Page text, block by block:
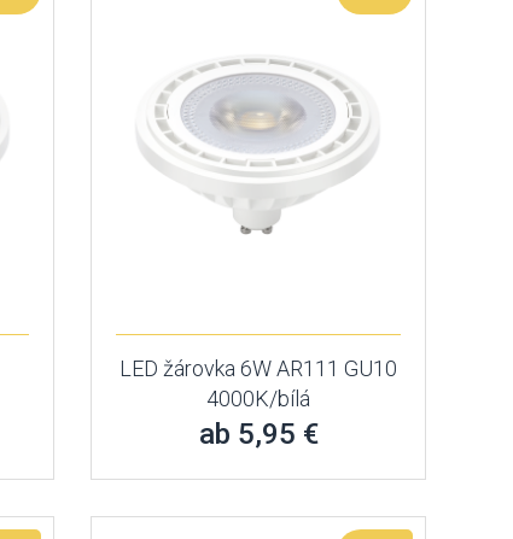
LED žárovka 6W AR111 GU10
4000K/bílá
ab 5,95 €